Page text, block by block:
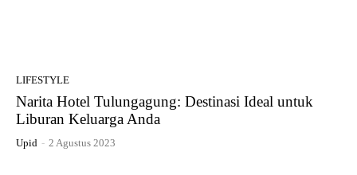
LIFESTYLE
Narita Hotel Tulungagung: Destinasi Ideal untuk
Liburan Keluarga Anda
Upid - 2 Agustus 2023